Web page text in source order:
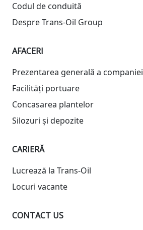
Codul de conduită
Despre Trans-Oil Group
AFACERI
Prezentarea generală a companiei
Facilități portuare
Concasarea plantelor
Silozuri și depozite
CARIERĂ
Lucrează la Trans-Oil
Locuri vacante
CONTACT US